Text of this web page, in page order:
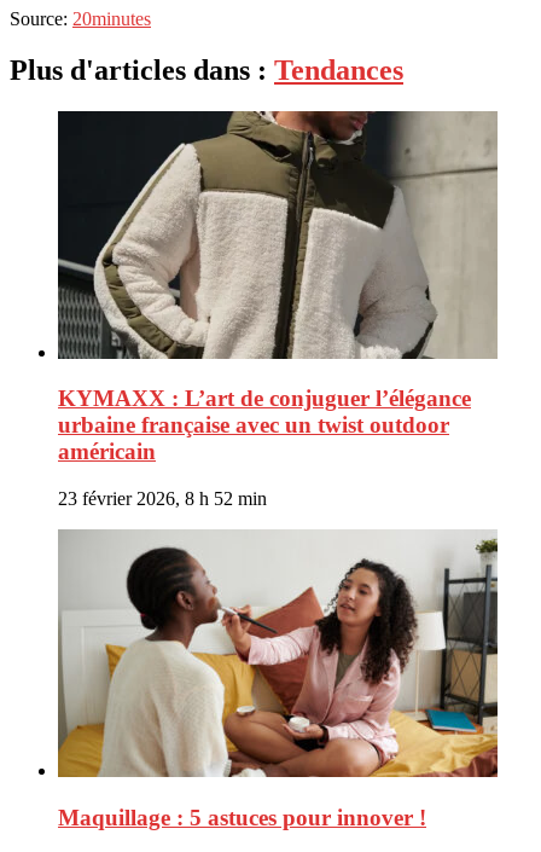
Source: 20minutes
Plus d'articles dans : Tendances
KYMAXX : L’art de conjuguer l’élégance
urbaine française avec un twist outdoor
américain
23 février 2026, 8 h 52 min
Maquillage : 5 astuces pour innover !